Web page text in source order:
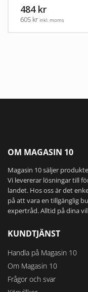
484 kr
605 kr inkl. moms
OM MAGASIN 10
Magasin 10 säljer
Vi levererar lösningar till
landet. Hos oss är det
på att vara en tillgänglig
expertråd. Alltid på dina
KUNDTJÄNST
Handla på Magasin 10
Om Magasin 10
Frågor och svar